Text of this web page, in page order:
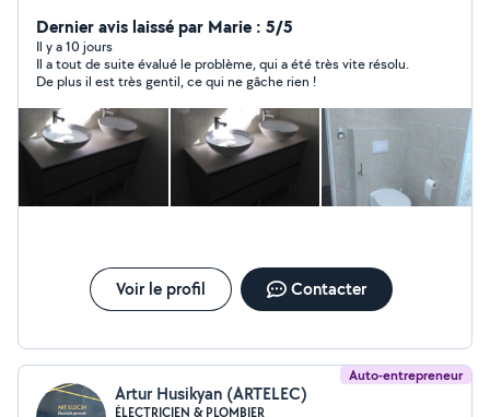
personne motivée, soignée et méticuleuse. J effectue
les travaux comme si c'était pour moi.
Dernier avis laissé par Marie : 5/5
Il y a 10 jours
Il a tout de suite évalué le problème, qui a été très vite résolu.
De plus il est très gentil, ce qui ne gâche rien !
Voir le profil Contacter
Auto-entrepreneur
Artur Husikyan (ARTELEC)
ÉLECTRICIEN & PLOMBIER